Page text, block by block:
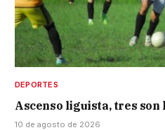
DEPORTES
Ascenso liguista, tres son
10 de agosto de 2026